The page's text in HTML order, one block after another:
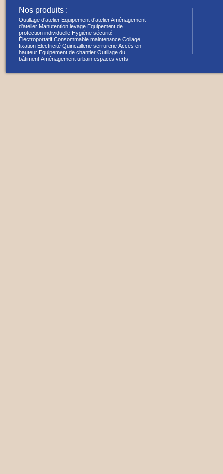
Nos produits :
Outillage d'atelier Equipement d'atelier Aménagement
d'atelier Manutention levage Equipement de
protection individuelle Hygiène sécurité
Électroportatif Consommable maintenance Collage
fixation Electricité Quincaillerie serrurerie Accès en
hauteur Equipement de chantier Outillage du
bâtiment Aménagement urbain espaces verts